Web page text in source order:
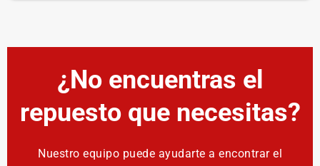
¿No encuentras el
repuesto que necesitas?
Nuestro equipo puede ayudarte a encontrar el